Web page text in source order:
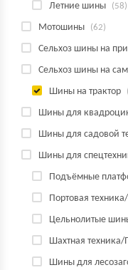
Летние шины (58)
Мотошины (62)
Сельхоз шины на
Сельхоз шины на
Шины на трактор
Шины для
Шины для садовой
Шины для
Подъёмные
Портовая
Цельнолитые
Шахтная техника/
Шины для